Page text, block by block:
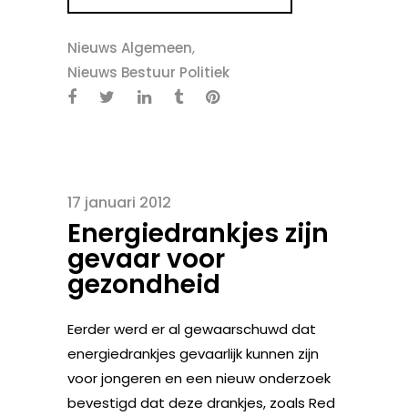
Nieuws Algemeen,
Nieuws Bestuur Politiek
17 januari 2012
Energiedrankjes zijn
gevaar voor
gezondheid
Eerder werd er al gewaarschuwd dat
energiedrankjes gevaarlijk kunnen zijn
voor jongeren en een nieuw onderzoek
bevestigd dat deze drankjes, zoals Red